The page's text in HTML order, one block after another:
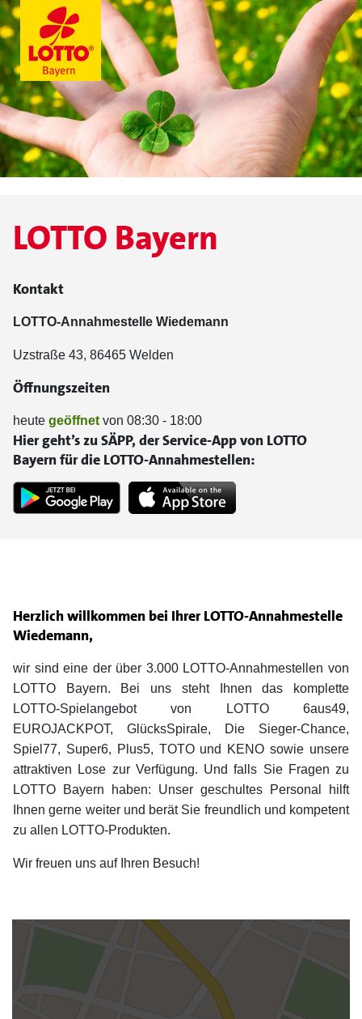
Herzlich willkommen bei Ihrer LOTTO-Annahmestelle
Wiedemann,
wir sind eine der über 3.000 LOTTO-Annahmestellen von
LOTTO Bayern. Bei uns steht Ihnen das komplette
LOTTO-Spielangebot von LOTTO 6aus49,
EUROJACKPOT, GlücksSpirale, Die Sieger-Chance,
Spiel77, Super6, Plus5, TOTO und KENO sowie unsere
attraktiven Lose zur Verfügung. Und falls Sie Fragen zu
LOTTO Bayern haben: Unser geschultes Personal hilft
Ihnen gerne weiter und berät Sie freundlich und kompetent
zu allen LOTTO-Produkten.
Wir freuen uns auf Ihren Besuch!
LOTTO Bayern
Kontakt
LOTTO-Annahmestelle Wiedemann
Uzstraße 43, 86465 Welden
Öffnungszeiten
heute geöffnet von 08:30 - 18:00
Hier geht’s zu SÄPP, der Service-App von LOTTO
Bayern für die LOTTO-Annahmestellen: